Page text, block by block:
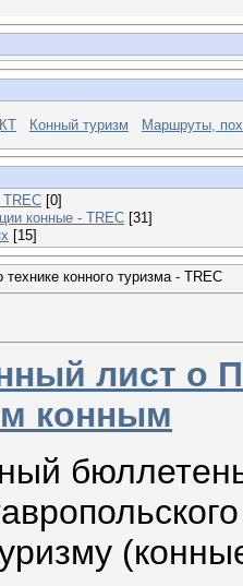
Конный туризм Маршруты,
TREC [0]
конные - TREC [31]
[15]
конного туризма - TREC
лист о
конным